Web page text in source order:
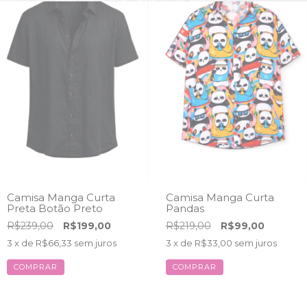
Camisa Manga Curta
Preta Botão Preto
R$239,00 R$199,00
3 x de R$66,33 sem juros
COMPRAR
Camisa Manga Curta
Pandas
R$219,00 R$99,00
3 x de R$33,00 sem juros
COMPRAR